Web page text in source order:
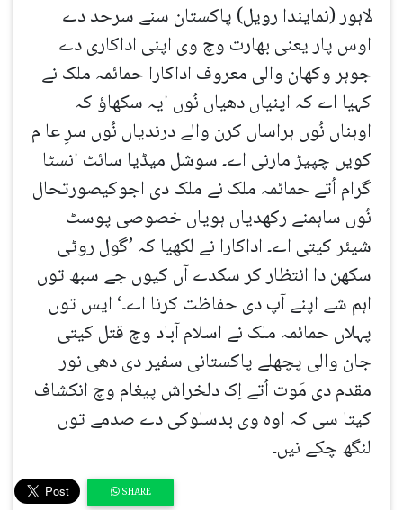
لاہور (نمایندا رویل) پاکستان سنے سرحد دے
اوس پار یعنی بھارت وچ وی اپنی اداکاری دے
جوہر وکھان والی معروف اداکارا حمائمہ ملک نے
کہیا اے کہ اپنیاں دھیاں نُوں ایہ سکھاؤ کہ
اوہناں نُوں ہراساں کرن والے درندیاں نُوں سرِ عا م
کویں چپیڑ مارنی اے۔ سوشل میڈیا سائٹ انسٹا
گرام اُتے حمائمہ ملک نے ملک دی اجوکیصورتحال
نُوں ساہمنے رکھدیاں ہویاں خصوصی پوسٹ
شیئر کیتی اے۔ اداکارا نے لکھیا کہ ’گول روٹی
سکھن دا انتظار کر سکدے آں کیوں جے سبھ توں
اہم شے اپنے آپ دی حفاظت کرنا اے۔‘ ایس توں
پہلاں حمائمہ ملک نے اسلام آباد وچ قتل کیتی
جان والی پچھلے پاکستانی سفیر دی دھی نور
مقدم دی مَوت اُتے اِک دلخراش پیغام وچ انکشاف
کیتا سی کہ اوہ وی بدسلوکی دے صدمے توں
لنگھ چکے نیں۔
SHARE